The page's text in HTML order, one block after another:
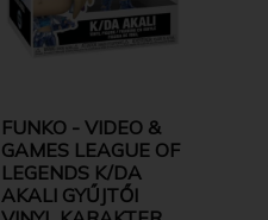
FUNKO - VIDEO &
GAMES LEAGUE OF
LEGENDS K/DA
AKALI GYŰJTŐI